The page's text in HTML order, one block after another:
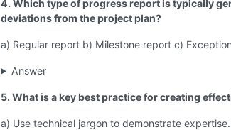
4. Which type of progress report is typically
deviations from the project plan?
a) Regular report b) Milestone report c)
Answer
5. What is a key best practice for creating
a) Use technical jargon to demonstrate